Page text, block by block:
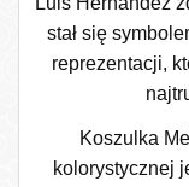
stał się
reprezentacji,
Koszulka
kolorystycznej